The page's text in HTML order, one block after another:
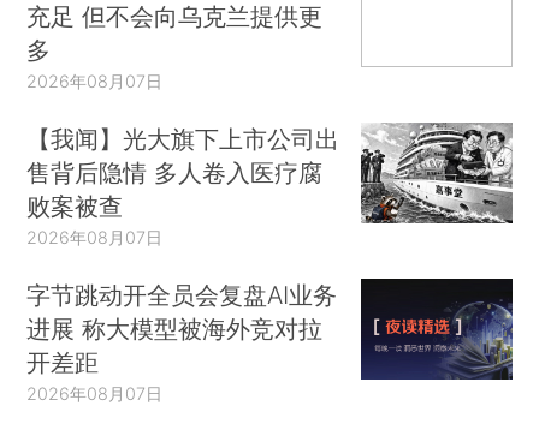
充足 但不会向乌克兰提供更
多
2026年08月07日
【我闻】光大旗下上市公司出
售背后隐情 多人卷入医疗腐
败案被查
2026年08月07日
字节跳动开全员会复盘AI业务
进展 称大模型被海外竞对拉
开差距
2026年08月07日